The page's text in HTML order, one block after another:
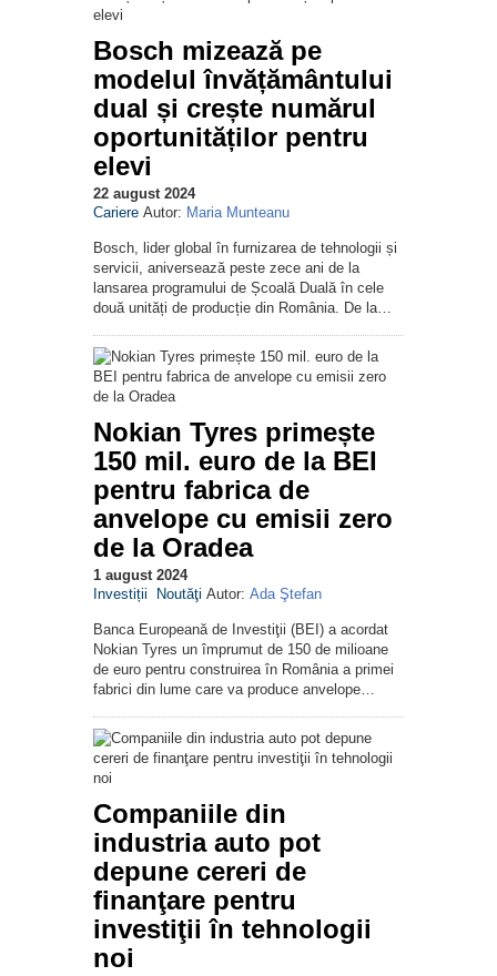
Bosch mizează pe
modelul învățământului
dual și crește numărul
oportunităților pentru
elevi
22 august 2024
Cariere Autor: Maria Munteanu
Bosch, lider global în furnizarea de tehnologii și
servicii, aniversează peste zece ani de la
lansarea programului de Școală Duală în cele
două unități de producție din România. De la…
Nokian Tyres primește
150 mil. euro de la BEI
pentru fabrica de
anvelope cu emisii zero
de la Oradea
1 august 2024
Investiții
Noutăţi Autor: Ada Ştefan
Banca Europeană de Investiţii (BEI) a acordat
Nokian Tyres un împrumut de 150 de milioane
de euro pentru construirea în România a primei
fabrici din lume care va produce anvelope…
Companiile din
industria auto pot
depune cereri de
finanţare pentru
investiţii în tehnologii
noi